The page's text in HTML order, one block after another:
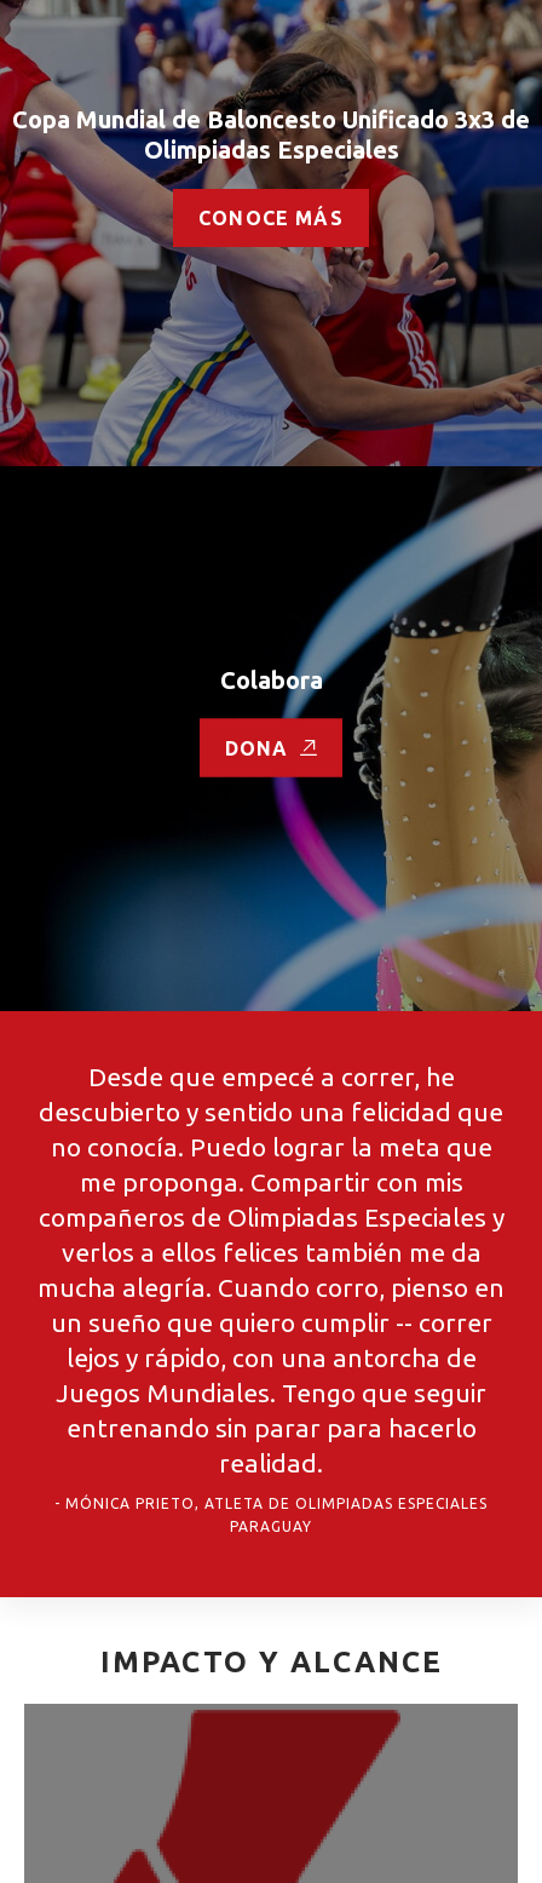
Copa Mundial de Baloncesto Unificado 3x3 de
Olimpiadas Especiales
CONOCE MÁS
Colabora
DONA
Desde que empecé a correr, he
descubierto y sentido una felicidad que
no conocía. Puedo lograr la meta que
me proponga. Compartir con mis
compañeros de Olimpiadas Especiales y
verlos a ellos felices también me da
mucha alegría. Cuando corro, pienso en
un sueño que quiero cumplir -- correr
lejos y rápido, con una antorcha de
Juegos Mundiales. Tengo que seguir
entrenando sin parar para hacerlo
realidad.
MÓNICA PRIETO, ATLETA DE OLIMPIADAS ESPECIALES
PARAGUAY
IMPACTO Y ALCANCE